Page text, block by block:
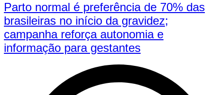
Parto normal é preferência de 70% das
brasileiras no início da gravidez;
campanha reforça autonomia e
informação para gestantes